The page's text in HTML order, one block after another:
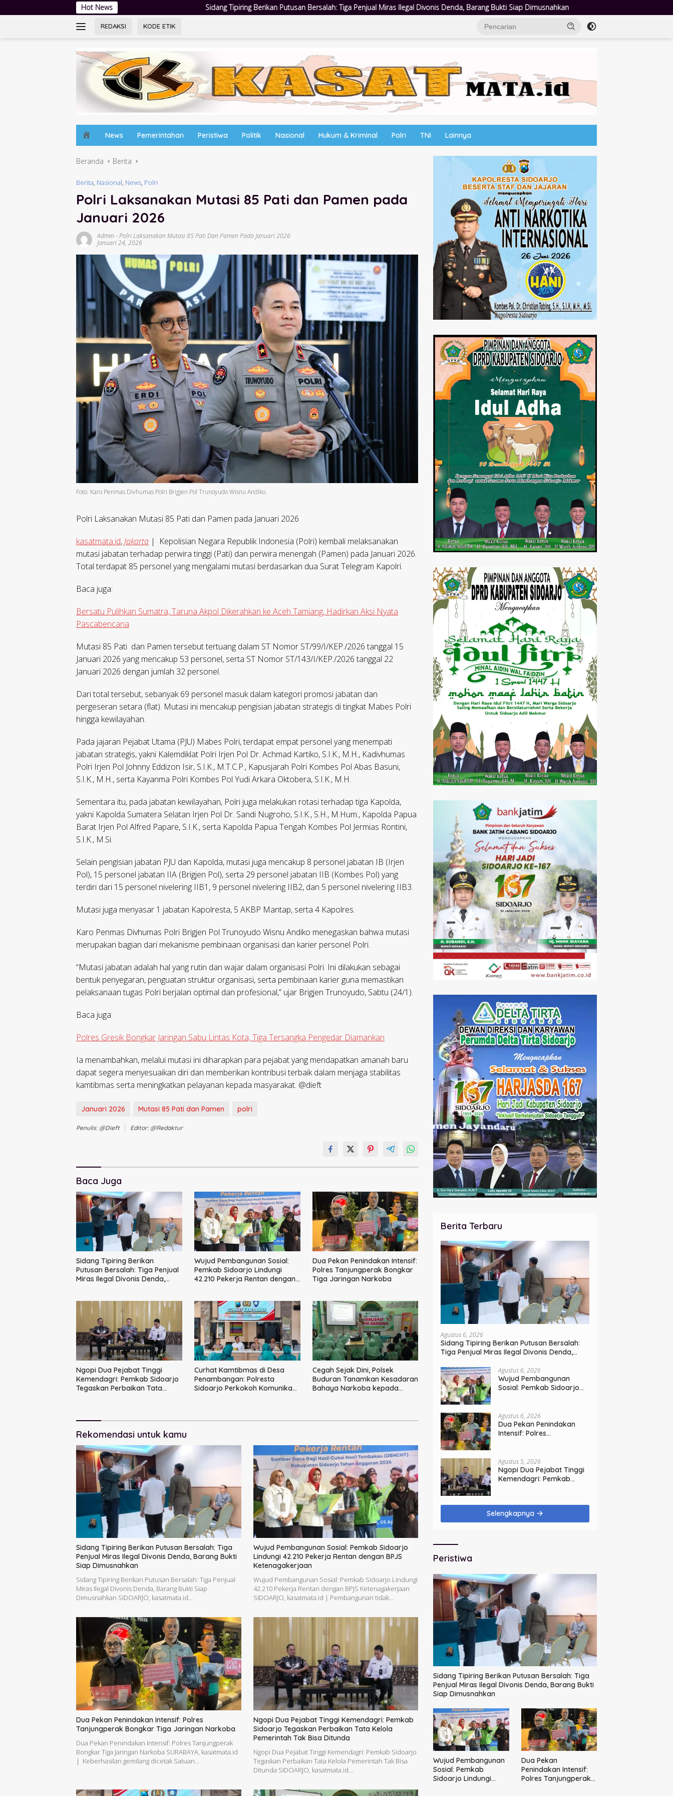
ke
Hot NewsSidang Tipiring Berikan Putusan Bersalah: Tiga Penjual Miras Ilegal Divonis Denda, Barang Bukti Siap Dimusnahkan Wujud Pembangunan Sosial: Pemkab Sidoarjo
REDAKSI KODE ETIK
o
e
News Pemerintahan Peristiwa Politik Nasional Hukum & Kriminal Polri TNI Lainnya
Beranda Berita
Berita, Nasional, News, Polri
Polri Laksanakan Mutasi 85 Pati dan Pamen pada
Januari 2026
Admin -Polri Laksanakan Mutasi 85 Pati Dan Pamen Pada Januari 2026
Januari 24, 2026
Foto: Karo Penmas Divhumas Polri Brigjen Pol Trunoyudo Wisnu Andiko.
Polri Laksanakan Mutasi 85 Pati dan Pamen pada Januari 2026
kasatmata.id,Jakarta | Kepolisian Negara Republik Indonesia (Polri) kembali melaksanakan
mutasi jabatan terhadap perwira tinggi (Pati) dan perwira menengah (Pamen) pada Januari 2026.
Total terdapat 85 personel yang mengalami mutasi berdasarkan dua Surat Telegram Kapolri.
Baca juga:
Bersatu Pulihkan Sumatra, Taruna Akpol Dikerahkan ke Aceh Tamiang, Hadirkan Aksi Nyata
Pascabencana
Mutasi 85 Pati dan Pamen tersebut tertuang dalam ST Nomor ST/99/I/KEP./2026 tanggal 15
Januari 2026 yang mencakup 53 personel, serta ST Nomor ST/143/I/KEP./2026 tanggal 22
Januari 2026 dengan jumlah 32 personel.
Dari total tersebut, sebanyak 69 personel masuk dalam kategori promosi jabatan dan
pergeseran setara (flat). Mutasi ini mencakup pengisian jabatan strategis di tingkat Mabes Polri
hingga kewilayahan.
Pada jajaran Pejabat Utama (PJU) Mabes Polri, terdapat empat personel yang menempati
jabatan strategis, yakni Kalemdiklat Polri Irjen Pol Dr. Achmad Kartiko, S.I.K., M.H., Kadivhumas
Polri Irjen Pol Johnny Eddizon Isir, S.I.K., M.T.C.P., Kapusjarah Polri Kombes Pol Abas Basuni,
S.I.K., M.H., serta Kayanma Polri Kombes Pol Yudi Arkara Oktobera, S.I.K., M.H.
Sementara itu, pada jabatan kewilayahan, Polri juga melakukan rotasi terhadap tiga Kapolda,
yakni Kapolda Sumatera Selatan Irjen Pol Dr. Sandi Nugroho, S.I.K., S.H., M.Hum., Kapolda Papua
Barat Irjen Pol Alfred Papare, S.I.K., serta Kapolda Papua Tengah Kombes Pol Jermias Rontini,
S.I.K., M.Si.
Selain pengisian jabatan PJU dan Kapolda, mutasi juga mencakup 8 personel jabatan IB (Irjen
Pol), 15 personel jabatan IIA (Brigjen Pol), serta 29 personel jabatan IIB (Kombes Pol) yang
terdiri dari 15 personel nivelering IIB1, 9 personel nivelering IIB2, dan 5 personel nivelering IIB3.
Mutasi juga menyasar 1 jabatan Kapolresta, 5 AKBP Mantap, serta 4 Kapolres.
Karo Penmas Divhumas Polri Brigjen Pol Trunoyudo Wisnu Andiko menegaskan bahwa mutasi
merupakan bagian dari mekanisme pembinaan organisasi dan karier personel Polri.
“Mutasi jabatan adalah hal yang rutin dan wajar dalam organisasi Polri. Ini dilakukan sebagai
bentuk penyegaran, penguatan struktur organisasi, serta pembinaan karier guna memastikan
pelaksanaan tugas Polri berjalan optimal dan profesional,” ujar Brigjen Trunoyudo, Sabtu (24/1).
Baca juga:
Polres Gresik Bongkar Jaringan Sabu Lintas Kota, Tiga Tersangka Pengedar Diamankan
Ia menambahkan, melalui mutasi ini diharapkan para pejabat yang mendapatkan amanah baru
dapat segera menyesuaikan diri dan memberikan kontribusi terbaik dalam menjaga stabilitas
kamtibmas serta meningkatkan pelayanan kepada masyarakat. @dieft
Januari 2026 Mutasi 85 Pati dan Pamen polri
Penulis: @dieft Editor: @redaktur
Baca Juga
Sidang Tipiring Berikan
Putusan Bersalah: Tiga Penjual
Miras Ilegal Divonis Denda,
Wujud Pembangunan Sosial:
Pemkab Sidoarjo Lindungi
42.210 Pekerja Rentan dengan
Dua Pekan Penindakan Intensif:
Polres Tanjungperak Bongkar
Tiga Jaringan Narkoba
Ngopi Dua Pejabat Tinggi
Kemendagri: Pemkab Sidoarjo
Tegaskan Perbaikan Tata
Curhat Kamtibmas di Desa
Penambangan: Polresta
Sidoarjo Perkokoh Komunikasi,
Cegah Sejak Dini, Polsek
Buduran Tanamkan Kesadaran
Bahaya Narkoba kepada
Rekomendasi untuk kamu
Sidang Tipiring Berikan Putusan Bersalah: Tiga
Penjual Miras Ilegal Divonis Denda, Barang Bukti
Siap Dimusnahkan
Sidang Tipiring Berikan Putusan Bersalah: Tiga Penjual
Miras Ilegal Divonis Denda, Barang Bukti Siap
Dimusnahkan SIDOARJO, kasatmata.id…
Wujud Pembangunan Sosial: Pemkab Sidoarjo
Lindungi 42.210 Pekerja Rentan dengan BPJS
Ketenagakerjaan
Wujud Pembangunan Sosial: Pemkab Sidoarjo Lindungi
42.210 Pekerja Rentan dengan BPJS Ketenagakerjaan
SIDOARJO, kasatmata.id | Pembangunan tidak…
Dua Pekan Penindakan Intensif: Polres
Tanjungperak Bongkar Tiga Jaringan Narkoba
Dua Pekan Penindakan Intensif: Polres Tanjungperak
Bongkar Tiga Jaringan Narkoba SURABAYA, kasatmata.id
| Keberhasilan gemilang dicetak Satuan…
Ngopi Dua Pejabat Tinggi Kemendagri: Pemkab
Sidoarjo Tegaskan Perbaikan Tata Kelola
Pemerintah Tak Bisa Ditunda
Ngopi Dua Pejabat Tinggi Kemendagri: Pemkab Sidoarjo
Tegaskan Perbaikan Tata Kelola Pemerintah Tak Bisa
Ditunda SIDOARJO, kasatmata.id…
Berita Terbaru
Agustus 6, 2026
Sidang Tipiring Berikan Putusan Bersalah:
Tiga Penjual Miras Ilegal Divonis Denda,
Agustus 6, 2026
Wujud Pembangunan
Sosial: Pemkab Sidoarjo
Ketenagakerjaan
Agustus 6, 2026
Dua Pekan Penindakan
Intensif: Polres
Agustus 5, 2026
Ngopi Dua Pejabat Tinggi
Kemendagri: Pemkab
Pemerintah Tak Bisa
Ditunda
Selengkapnya
Peristiwa
Sidang Tipiring Berikan Putusan Bersalah: Tiga
Penjual Miras Ilegal Divonis Denda, Barang Bukti
Siap Dimusnahkan
Wujud Pembangunan
Sosial: Pemkab
Sidoarjo Lindungi
Dua Pekan
Penindakan Intensif:
Polres Tanjungperak